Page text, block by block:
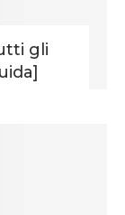
gli